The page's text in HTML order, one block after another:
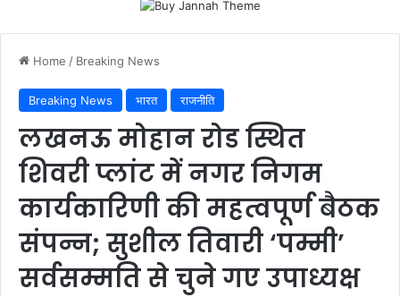
Home / Breaking News
Breaking News भारत राजनीति
लखनऊ मोहान रोड स्थित
शिवरी प्लांट में नगर निगम
कार्यकारिणी की महत्वपूर्ण बैठक
संपन्न; सुशील तिवारी ‘पम्मी’
सर्वसम्मति से चुने गए उपाध्यक्ष